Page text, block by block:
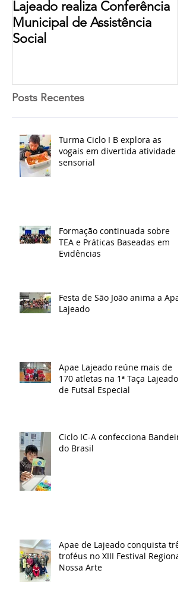
Lajeado realiza Conferência
Municipal de Assistência
Social
Posts Recentes
Turma Ciclo I B explora as
vogais em divertida atividade
sensorial
Formação continuada sobre
TEA e Práticas Baseadas em
Evidências
Festa de São João anima a Apae
Lajeado
Apae Lajeado reúne mais de
170 atletas na 1ª Taça Lajeado
de Futsal Especial
Ciclo IC-A confecciona Bandeira
do Brasil
Apae de Lajeado conquista três
troféus no XIII Festival Regional
Nossa Arte